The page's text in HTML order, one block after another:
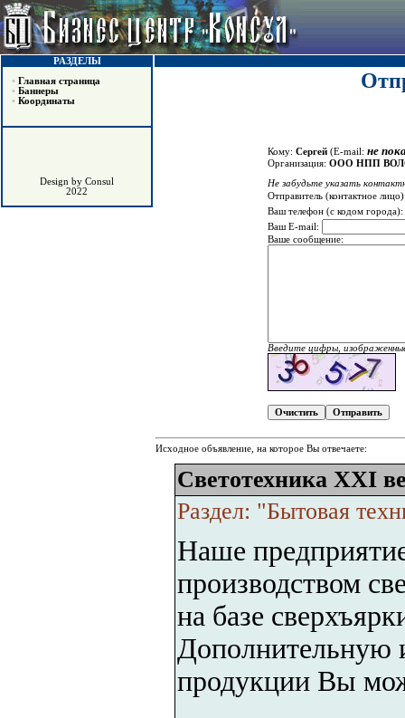
РАЗДЕЛЫ
• Главная страница
• Баннеры
• Координаты
Design by Consul
2022
Кому: Сергей (E-mail: не
Организация: ООО НПП
Не забудьте указать
Отправитель (контактное
Ваш телефон (с кодом города):
Ваш E-mail:
Ваше сообщение:
Введите цифры,
Исходное объявление, на которое Вы отвечаете:
Светотехника XXI
Раздел: "Бытовая
Наше
производством
на базе
Дополнительную
продукции Вы